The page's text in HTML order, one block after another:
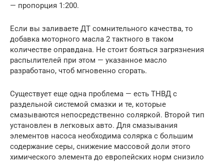
— пропорция 1:200.
Если вы заливаете ДТ сомнительного качества, то
добавка моторного масла 2 тактного в таком
количестве оправдана. Не стоит бояться загрязнения
распылителей при этом — указанное масло
разработано, чтоб мгновенно сгорать.
Существует еще одна проблема — есть ТНВД с
раздельной системой смазки и те, которые
смазываются непосредственно соляркой. Второй тип
установлен в легковых авто. Для смазывания
элементов насоса необходима солярка с большим
содержание серы, снижение массовой доли этого
химического элемента до европейских норм снизило